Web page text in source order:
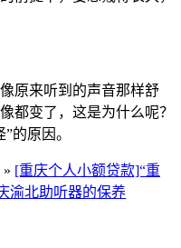
原来听到的声音那样舒
都变了，这是为什么呢？
的原因。
» [重庆个人小额贷款]“重
渝北助听器的保养